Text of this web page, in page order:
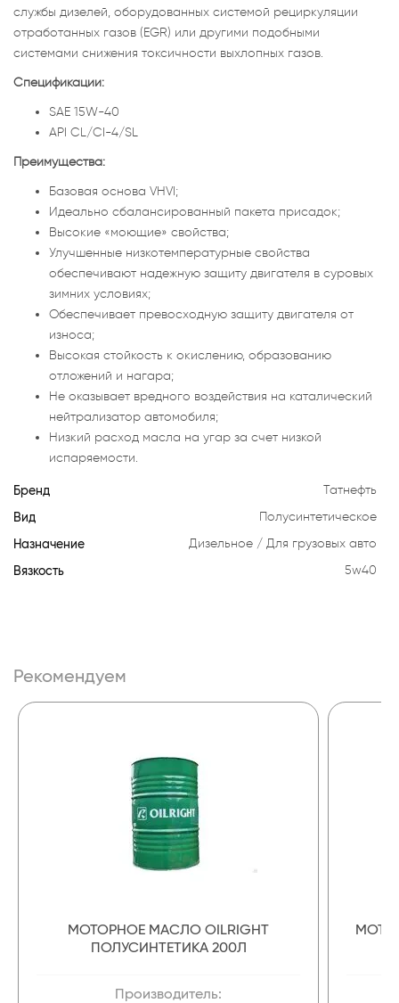
службы дизелей, оборудованных системой рециркуляции
отработанных газов (EGR) или другими подобными
системами снижения токсичности выхлопных газов.
Спецификации:
SAE 15W-40
API CL/CI-4/SL
Преимущества:
Базовая основа VHVI;
Идеально сбалансированный пакета присадок;
Высокие «моющие» свойства;
Улучшенные низкотемпературные свойства
обеспечивают надежную защиту двигателя в суровых
зимних условиях;
Обеспечивает превосходную защиту двигателя от
износа;
Высокая стойкость к окислению, образованию
отложений и нагара;
Не оказывает вредного воздействия на каталический
нейтрализатор автомобиля;
Низкий расход масла на угар за счет низкой
испаряемости.
Бренд Татнефть
Вид Полусинтетическое
Назначение Дизельное Для грузовых авто
Вязкость 5w40
Рекомендуем
МОТОРНОЕ МАСЛО OILRIGHT
ПОЛУСИНТЕТИКА 200Л
Производитель: